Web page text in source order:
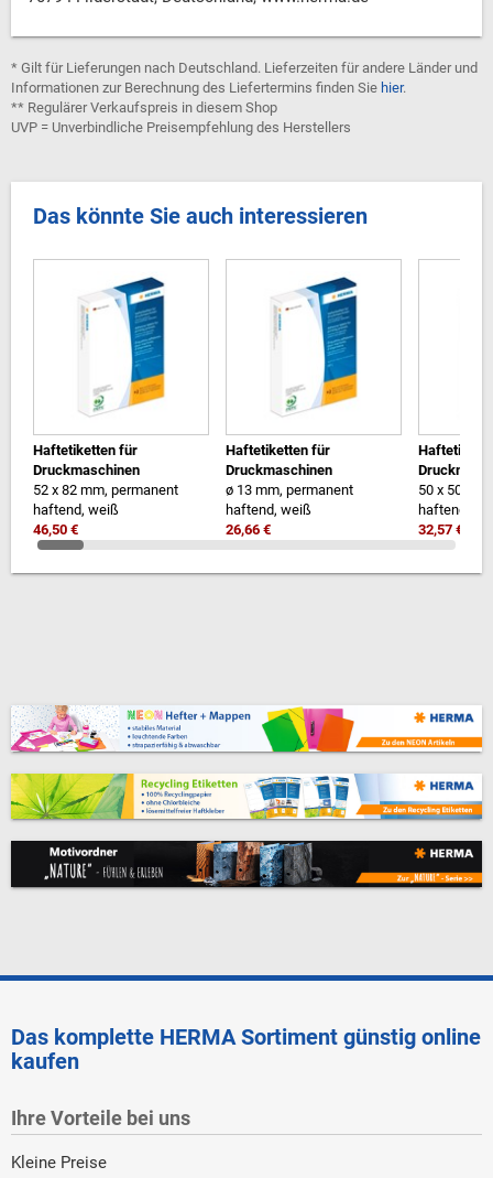
* Gilt für Lieferungen nach Deutschland. Lieferzeiten für andere Länder und
Informationen zur Berechnung des Liefertermins finden Sie hier.
** Regulärer Verkaufspreis in diesem Shop
UVP = Unverbindliche Preisempfehlung des Herstellers
Das könnte Sie auch interessieren
Haftetiketten für
Druckmaschinen
52 x 82 mm, permanent
haftend, weiß
46,50 €
Haftetiketten für
Druckmaschinen
ø 13 mm, permanent
haftend, weiß
26,66 €
50 x 50
haftend,
32,57 €
Das komplette HERMA Sortiment günstig online
kaufen
Ihre Vorteile bei uns
Kleine Preise